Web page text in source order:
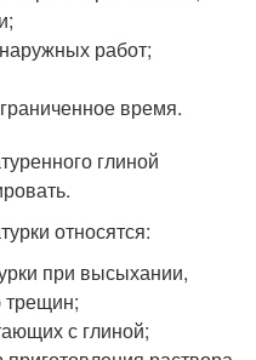
работ;
время.
глиной
относятся:
при высыхании,
трещин;
с глиной;